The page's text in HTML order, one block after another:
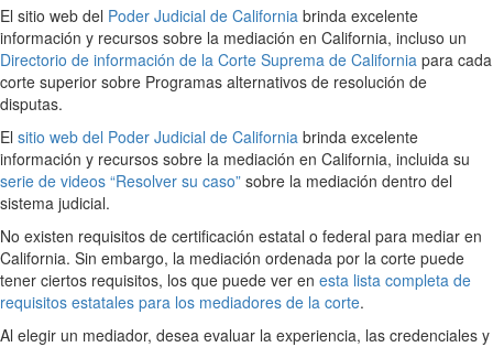
El sitio web del Poder Judicial de California brinda excelente
información y recursos sobre la mediación en California, incluso un
Directorio de información de la Corte Suprema de California para cada
corte superior sobre Programas alternativos de resolución de
disputas.
El sitio web del Poder Judicial de California brinda excelente
información y recursos sobre la mediación en California, incluida su
serie de videos “Resolver su caso” sobre la mediación dentro del
sistema judicial.
No existen requisitos de certificación estatal o federal para mediar en
California. Sin embargo, la mediación ordenada por la corte puede
tener ciertos requisitos, los que puede ver en esta lista completa de
requisitos estatales para los mediadores de la corte.
Al elegir un mediador, desea evaluar la experiencia, las credenciales y